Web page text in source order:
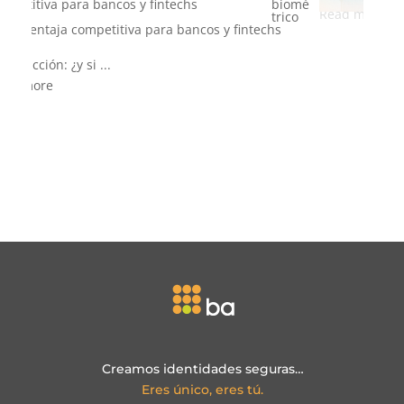
ncia
Introducción: del co...
Read more
Eres único, eres tú.